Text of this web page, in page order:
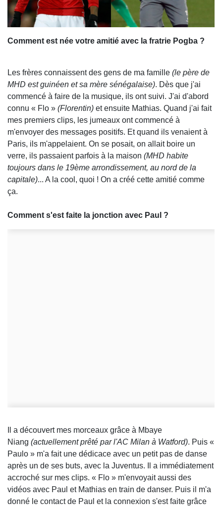
Comment est née votre amitié avec la fratrie Pogba ?
Les frères connaissent des gens de ma famille (le père de
MHD est guinéen et sa mère sénégalaise). Dès que j'ai
commencé à faire de la musique, ils ont suivi. J'ai d'abord
connu « Flo » (Florentin) et ensuite Mathias. Quand j'ai fait
mes premiers clips, les jumeaux ont commencé à
m'envoyer des messages positifs. Et quand ils venaient à
Paris, ils m'appelaient. On se posait, on allait boire un
verre, ils passaient parfois à la maison (MHD habite
toujours dans le 19ème arrondissement, au nord de la
capitale)... A la cool, quoi ! On a créé cette amitié comme
ça.
Comment s'est faite la jonction avec Paul ?
Il a découvert mes morceaux grâce à Mbaye
Niang (actuellement prêté par l'AC Milan à Watford). Puis «
Paulo » m'a fait une dédicace avec un petit pas de danse
après un de ses buts, avec la Juventus. Il a immédiatement
accroché sur mes clips. « Flo » m'envoyait aussi des
vidéos avec Paul et Mathias en train de danser. Puis il m'a
donné le contact de Paul et la connexion s'est faite grâce